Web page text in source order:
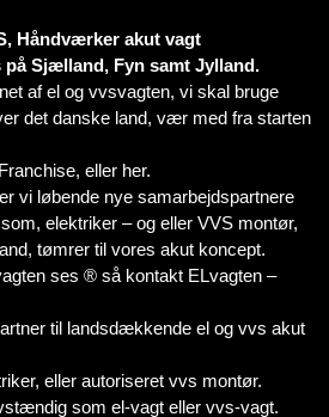
Håndværker akut vagt
på Sjælland, Fyn samt Jylland.
af el og vvsvagten, vi skal bruge
det danske land, vær med fra starten
eller her.
vi løbende nye samarbejdspartnere
elektriker – og eller VVS montør,
tømrer til vores akut koncept.
ses ® så kontakt ELvagten –
til landsdækkende el og vvs akut
eller autoriseret vvs montør.
som el-vagt eller vvs-vagt.